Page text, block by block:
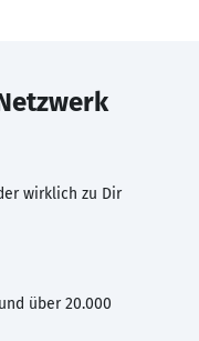
wirklich zu Dir
über 20.000